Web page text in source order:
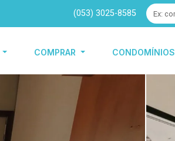
(053) 3025-8585
COMPRAR CONDOMÍNIOS